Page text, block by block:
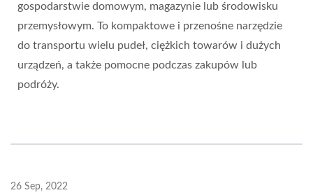
gospodarstwie domowym, magazynie lub środowisku
przemysłowym. To kompaktowe i przenośne narzędzie
do transportu wielu pudeł, ciężkich towarów i dużych
urządzeń, a także pomocne podczas zakupów lub
podróży.
26 Sep, 2022